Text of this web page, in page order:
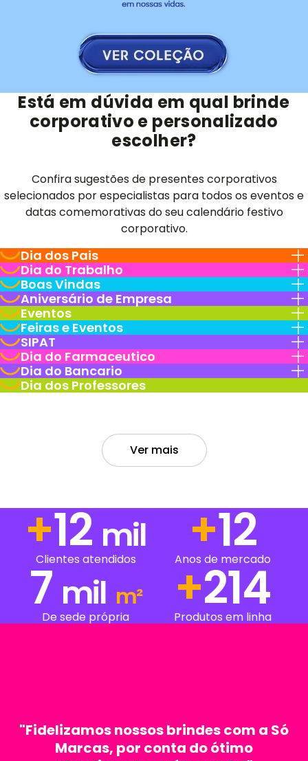
Está em dúvida em qual brinde
corporativo e personalizado
escolher?
Confira sugestões de presentes corporativos
selecionados por especialistas para todos os eventos e
datas comemorativas do seu calendário festivo
corporativo.
Dia dos Pais
Dia do Trabalho
Boas Vindas
Aniversário de Empresa
Eventos
Feiras e Eventos
SIPAT
Dia do Farmaceutico
Dia do Bancario
Dia dos Professores
Ver mais
+15
mil
Clientes atendidos
+15
Anos de mercado
7 mil +256